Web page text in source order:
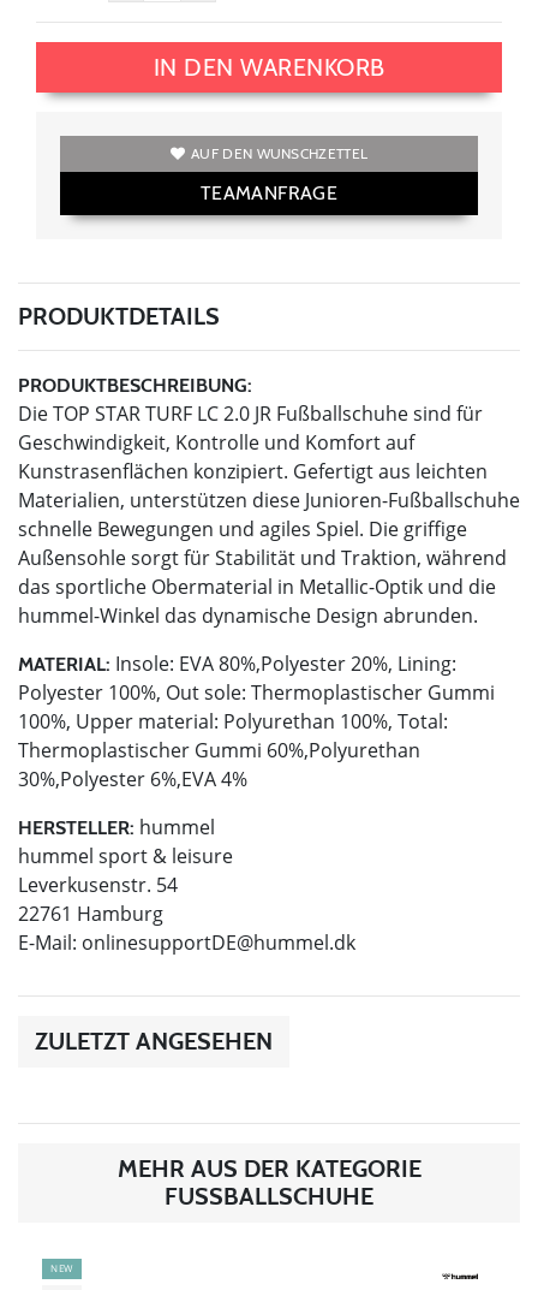
IN DEN WARENKORB
AUF DEN WUNSCHZETTEL
TEAMANFRAGE
PRODUKTDETAILS
PRODUKTBESCHREIBUNG:
Die TOP STAR TURF LC 2.0 JR Fußballschuhe sind für
Geschwindigkeit, Kontrolle und Komfort auf
Kunstrasenflächen konzipiert. Gefertigt aus leichten
Materialien, unterstützen diese Junioren-Fußballschuhe
schnelle Bewegungen und agiles Spiel. Die griffige
Außensohle sorgt für Stabilität und Traktion, während
das sportliche Obermaterial in Metallic-Optik und die
hummel-Winkel das dynamische Design abrunden.
MATERIAL: Insole: EVA 80%,Polyester 20%, Lining:
Polyester 100%, Out sole: Thermoplastischer Gummi
100%, Upper material: Polyurethan 100%, Total:
Thermoplastischer Gummi 60%,Polyurethan
30%,Polyester 6%,EVA 4%
HERSTELLER: hummel
hummel sport & leisure
Leverkusenstr. 54
22761 Hamburg
E-Mail: onlinesupportDE@hummel.dk
ZULETZT ANGESEHEN
MEHR AUS DER KATEGORIE
FUSSBALLSCHUHE
NEW